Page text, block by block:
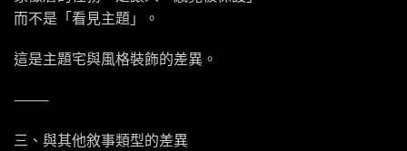
而不是「看見主題」。
這是主題宅與風格裝飾的差異。
⸻
三、與其他敘事類型的差異